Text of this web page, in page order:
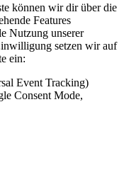
können wir dir über die
Features
Nutzung unserer
setzen wir auf
ein:
Event Tracking)
Consent Mode,